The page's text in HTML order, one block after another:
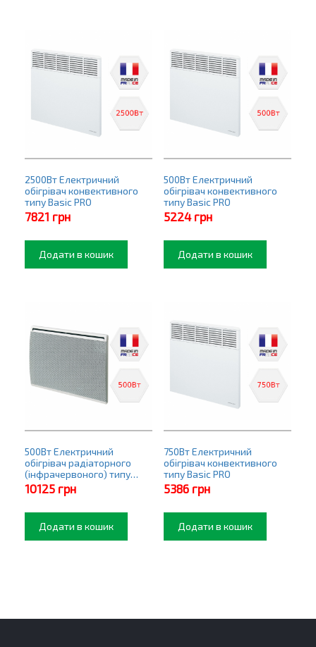
2500Вт Електричний
обігрівач конвективного
типу Basic PRO
7821 грн
Додати в кошик
500Вт Електричний
обігрівач конвективного
типу Basic PRO
5224 грн
Додати в кошик
500Вт Електричний
обігрівач радіаторного
(інфрачервоного) типу
Premier PRO
10125 грн
Додати в кошик
750Вт Електричний
обігрівач конвективного
типу Basic PRO
5386 грн
Додати в кошик